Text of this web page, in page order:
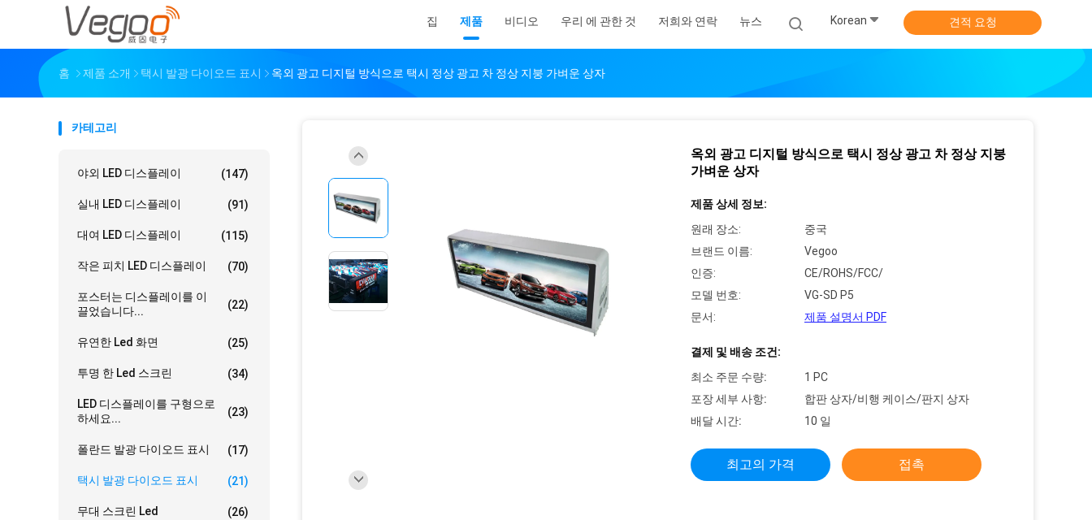
집 제품 비디오 우리 에 관한 것 저희와 연락 뉴스 Korean 견적 요청
홈 제품 소개 택시 발광 다이오드 표시 옥외 광고 디지털 방식으로 택시 정상 광고 차 정상 지붕 가벼운 상자
카테고리
야외 LED 디스플레이 (147)
실내 LED 디스플레이 (91)
대여 LED 디스플레이 (115)
작은 피치 LED 디스플레이 (70)
포스터는 디스플레이를 이
끌었습니다...
(22)
유연한 Led 화면 (25)
투명 한 Led 스크린 (34)
LED 디스플레이를 구형으로
하세요...
(23)
폴란드 발광 다이오드 표시 (17)
택시 발광 다이오드 표시 (21)
무대 스크린 Led (26)
옥외 광고 디지털 방식으로 택시 정상 광고 차 정상 지붕
가벼운 상자
제품 상세 정보:
원래 장소:
중국
브랜드 이름:
Vegoo
인증:
CE/ROHS/FCC/
모델 번호:
VG-SD P5
문서:
제품 설명서 PDF
결제 및 배송 조건:
최소 주문 수량:
1 PC
포장 세부 사항:
합판 상자/비행 케이스/판지 상자
배달 시간:
10 일
최고의 가격 접촉